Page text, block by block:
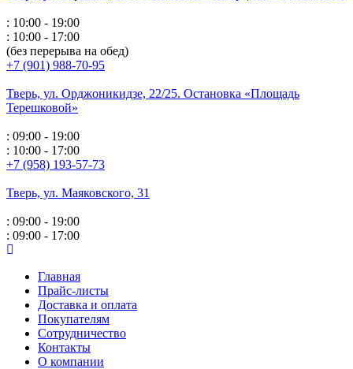
: 10:00 - 19:00
: 10:00 - 17:00
(без перерыва на обед)
+7 (901) 988-70-95
Тверь, ул. Орджоникидзе, 22/25. Остановка «Площадь
Терешковой»
: 09:00 - 19:00
: 10:00 - 17:00
+7 (958) 193-57-73
Тверь, ул. Маяковского, 31
: 09:00 - 19:00
: 09:00 - 17:00
Главная
Прайс-листы
Доставка и оплата
Покупателям
Сотрудничество
Контакты
О компании